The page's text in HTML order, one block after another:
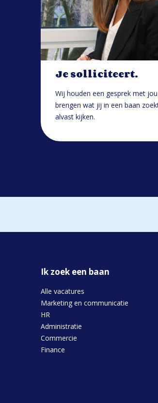
Je solliciteert.
Wij houden een gesprek met
brengen wat jij in een baan
alvast kijken.
Ik zoek een baan
Alle vacatures
Marketing en communicatie
HR
Administratie
Commercie
Finance